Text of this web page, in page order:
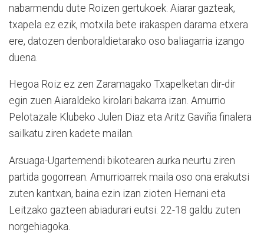
nabarmendu dute Roizen gertukoek. Aiarar gazteak,
txapela ez ezik, motxila bete irakaspen darama etxera
ere, datozen denboraldietarako oso baliagarria izango
duena.
Hegoa Roiz ez zen Zaramagako Txapelketan dir-dir
egin zuen Aiaraldeko kirolari bakarra izan. Amurrio
Pelotazale Klubeko Julen Diaz eta Aritz Gaviña finalera
sailkatu ziren kadete mailan.
Arsuaga-Ugartemendi bikotearen aurka neurtu ziren
partida gogorrean. Amurrioarrek maila oso ona erakutsi
zuten kantxan, baina ezin izan zioten Hernani eta
Leitzako gazteen abiadurari eutsi. 22-18 galdu zuten
norgehiagoka.